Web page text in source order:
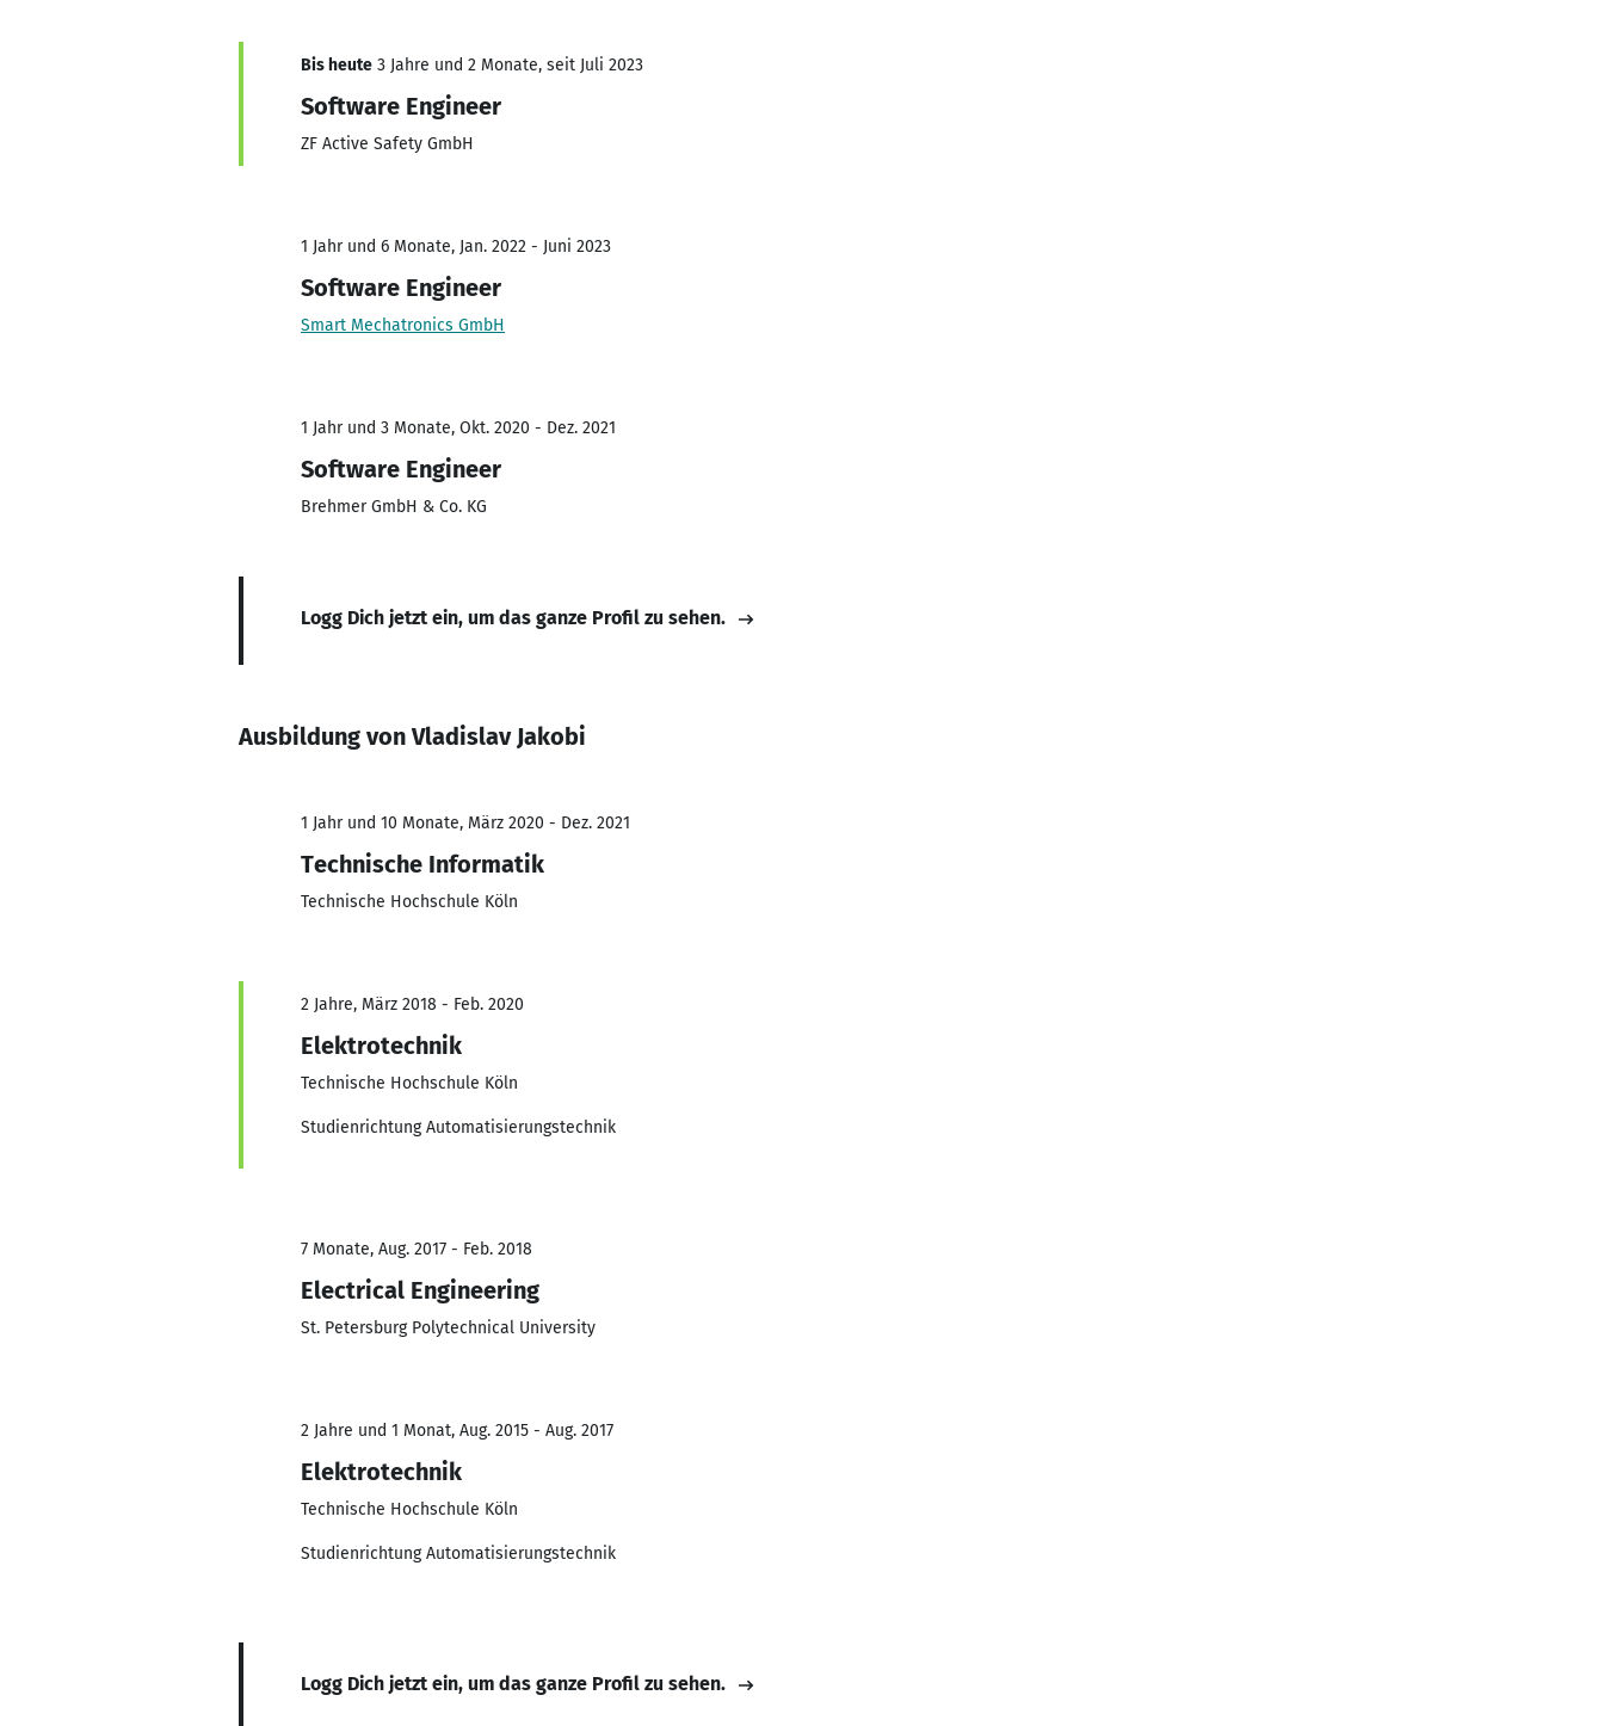
Bis heute 3 Jahre und 2 Monate, seit Juli 2023
Software Engineer
ZF Active Safety GmbH
1 Jahr und 6 Monate, Jan. 2022 - Juni 2023
Software Engineer
Smart Mechatronics GmbH
1 Jahr und 3 Monate, Okt. 2020 - Dez. 2021
Software Engineer
Brehmer GmbH & Co. KG
Logg Dich jetzt ein, um das ganze Profil zu sehen.
Ausbildung von Vladislav Jakobi
1 Jahr und 10 Monate, März 2020 - Dez. 2021
Technische Informatik
Technische Hochschule Köln
2 Jahre, März 2018 - Feb. 2020
Elektrotechnik
Technische Hochschule Köln
Studienrichtung Automatisierungstechnik
7 Monate, Aug. 2017 - Feb. 2018
Electrical Engineering
St. Petersburg Polytechnical University
2 Jahre und 1 Monat, Aug. 2015 - Aug. 2017
Elektrotechnik
Technische Hochschule Köln
Studienrichtung Automatisierungstechnik
Logg Dich jetzt ein, um das ganze Profil zu sehen.